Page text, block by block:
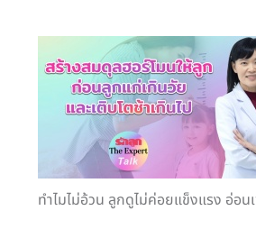
ทำไมไม่อ้วน ลูกดูไม่ค่อยแข็งแรง อ่อน